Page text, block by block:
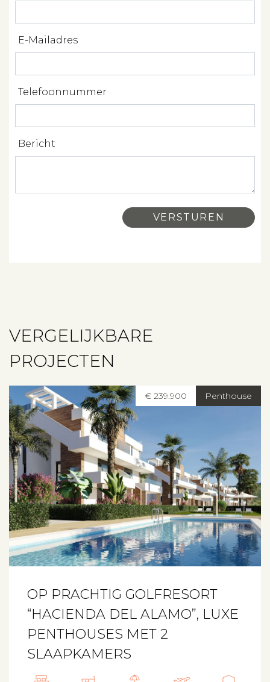
Beleggen
Beheren
Zoeken
Spanje
E-Mailadres
Telefoonnummer
Bericht
VERGELIJKBARE
PROJECTEN
Penthouse
€ 239.900
OP PRACHTIG GOLFRESORT
“HACIENDA DEL ALAMO”, LUXE
PENTHOUSES MET 2
SLAAPKAMERS